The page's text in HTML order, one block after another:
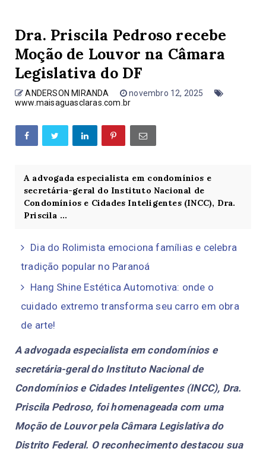
Dra. Priscila Pedroso recebe
Moção de Louvor na Câmara
Legislativa do DF
ANDERSON MIRANDA
novembro 12, 2025
www.maisaguasclaras.com.br
A advogada especialista em condomínios e
secretária-geral do Instituto Nacional de
Condomínios e Cidades Inteligentes (INCC), Dra.
Priscila ...
Dia do Rolimista emociona famílias e celebra
tradição popular no Paranoá
Hang Shine Estética Automotiva: onde o
cuidado extremo transforma seu carro em obra
de arte!
A advogada especialista em condomínios e
secretária-geral do Instituto Nacional de
Condomínios e Cidades Inteligentes (INCC), Dra.
Priscila Pedroso, foi homenageada com uma
Moção de Louvor pela Câmara Legislativa do
Distrito Federal. O reconhecimento destacou sua